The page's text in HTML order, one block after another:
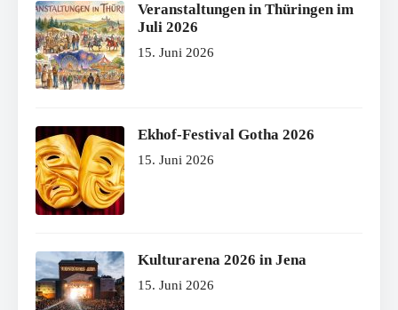
Veranstaltungen in Thüringen im
Juli 2026
15. Juni 2026
Ekhof-Festival Gotha 2026
15. Juni 2026
Kulturarena 2026 in Jena
15. Juni 2026